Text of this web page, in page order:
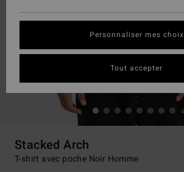
Stacked Arch
T-shirt avec poche Noir Homme
Personnaliser mes choix
Tout accepter